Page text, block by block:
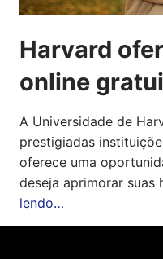
Harvard
online
A Universidade de
prestigiadas
oferece uma
deseja aprimorar suas
lendo…